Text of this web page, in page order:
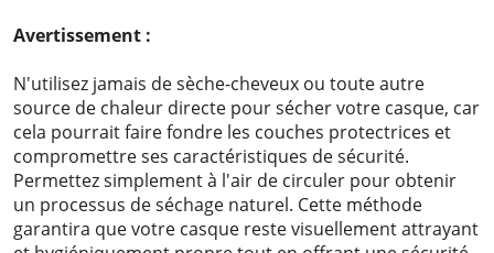
Avertissement :
N'utilisez jamais de sèche-cheveux ou toute autre
source de chaleur directe pour sécher votre casque, car
cela pourrait faire fondre les couches protectrices et
compromettre ses caractéristiques de sécurité.
Permettez simplement à l'air de circuler pour obtenir
un processus de séchage naturel. Cette méthode
garantira que votre casque reste visuellement attrayant